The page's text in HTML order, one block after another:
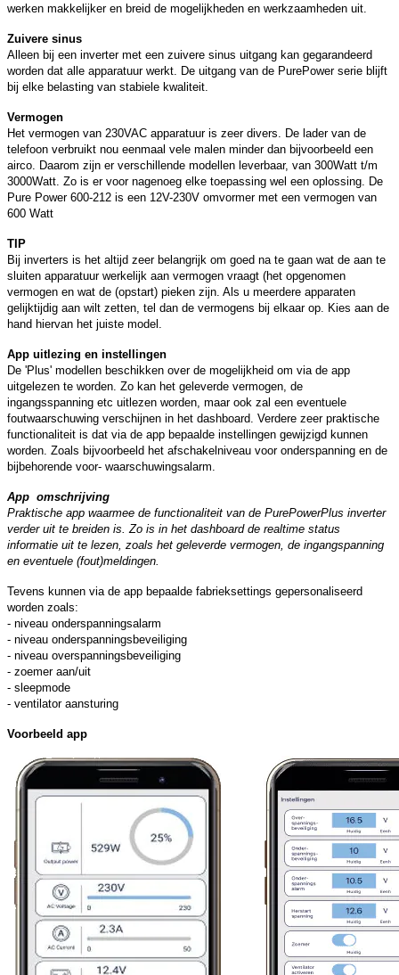
werken makkelijker en breid de mogelijkheden en werkzaamheden uit.
Zuivere sinus
Alleen bij een inverter met een zuivere sinus uitgang kan gegarandeerd
worden dat alle apparatuur werkt. De uitgang van de PurePower serie blijft
bij elke belasting van stabiele kwaliteit.
Vermogen
Het vermogen van 230VAC apparatuur is zeer divers. De lader van de
telefoon verbruikt nou eenmaal vele malen minder dan bijvoorbeeld een
airco. Daarom zijn er verschillende modellen leverbaar, van 300Watt t/m
3000Watt. Zo is er voor nagenoeg elke toepassing wel een oplossing. De
Pure Power 600-212 is een 12V-230V omvormer met een vermogen van
600 Watt
TIP
Bij inverters is het altijd zeer belangrijk om goed na te gaan wat de aan te
sluiten apparatuur werkelijk aan vermogen vraagt (het opgenomen
vermogen en wat de (opstart) pieken zijn. Als u meerdere apparaten
gelijktijdig aan wilt zetten, tel dan de vermogens bij elkaar op. Kies aan de
hand hiervan het juiste model.
App uitlezing en instellingen
De 'Plus' modellen beschikken over de mogelijkheid om via de app
uitgelezen te worden. Zo kan het geleverde vermogen, de
ingangsspanning etc uitlezen worden, maar ook zal een eventuele
foutwaarschuwing verschijnen in het dashboard. Verdere zeer praktische
functionaliteit is dat via de app bepaalde instellingen gewijzigd kunnen
worden. Zoals bijvoorbeeld het afschakelniveau voor onderspanning en de
bijbehorende voor- waarschuwingsalarm.
App omschrijving
Praktische app waarmee de functionaliteit van de PurePowerPlus inverter
verder uit te breiden is. Zo is in het dashboard de realtime status
informatie uit te lezen, zoals het geleverde vermogen, de ingangspanning
en eventuele (fout)meldingen.
Tevens kunnen via de app bepaalde fabrieksettings gepersonaliseerd
worden zoals:
- niveau onderspanningsalarm
- niveau onderspanningsbeveiliging
- niveau overspanningsbeveiliging
- zoemer aan/uit
- sleepmode
- ventilator aansturing
Voorbeeld app